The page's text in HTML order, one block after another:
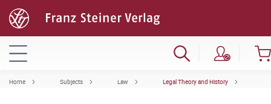
Home Subjects Law Legal Theory and History